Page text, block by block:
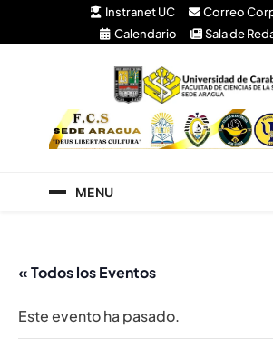
Instranet UC
Correo
Calendario
Sala de
Facultad de
Universidad de
MENU
« Todos los Eventos
Este evento ha pasado.